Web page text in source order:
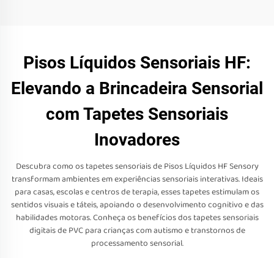
Pisos Líquidos Sensoriais HF:
Elevando a Brincadeira Sensorial
com Tapetes Sensoriais
Inovadores
Descubra como os tapetes sensoriais de Pisos Líquidos HF Sensory
transformam ambientes em experiências sensoriais interativas. Ideais
para casas, escolas e centros de terapia, esses tapetes estimulam os
sentidos visuais e táteis, apoiando o desenvolvimento cognitivo e das
habilidades motoras. Conheça os benefícios dos tapetes sensoriais
digitais de PVC para crianças com autismo e transtornos de
processamento sensorial.